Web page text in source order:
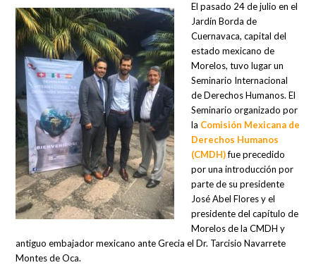
El pasado 24 de julio en el
Jardín Borda de
Cuernavaca, capital del
estado mexicano de
Morelos, tuvo lugar un
Seminario Internacional
de Derechos Humanos. El
Seminario organizado por
la Comisión Mexicana de
Derechos Humanos
(CMDH) fue precedido
por una introducción por
parte de su presidente
José Abel Flores y el
presidente del capítulo de
Morelos de la CMDH y
antiguo embajador mexicano ante Grecia el Dr. Tarcisio Navarrete
Montes de Oca.